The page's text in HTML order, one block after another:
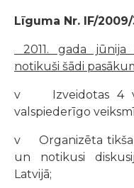
Līguma Nr. IF/2009/
2011. gada
notikuši šādi
v Izveidotas 4
valspiederīgo
v Organizēta
un notikusi
Latvijā;